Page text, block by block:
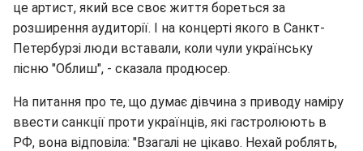
це артист, який все своє життя бореться за
розширення аудиторії. І на концерті якого в Санкт-
Петербурзі люди вставали, коли чули українську
пісню "Облиш", - сказала продюсер.
На питання про те, що думає дівчина з приводу наміру
ввести санкції проти українців, які гастролюють в
РФ, вона відповіла: "Взагалі не цікаво. Нехай роблять,